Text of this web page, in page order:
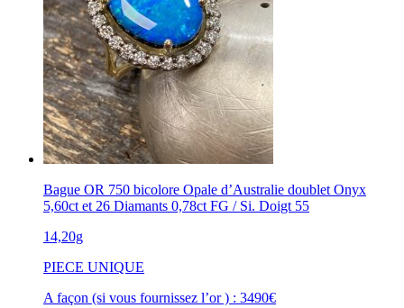
Bague OR 750 bicolore Opale d’Australie doublet Onyx
5,60ct et 26 Diamants 0,78ct FG / Si. Doigt 55
14,20g
PIECE UNIQUE
A façon (si vous fournissez l’or ) : 3490€